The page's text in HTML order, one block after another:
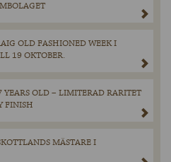
OLD FASHIONED WEEK I
19 OKTOBER.
OLD – LIMITERAD RARITET
FINISH
MÄSTARE I